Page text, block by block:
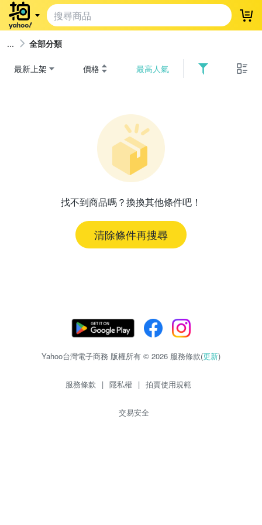
登
全部分類
最新上架 價格 最高人氣
找不到商品嗎？換換其他條件吧！
清除條件再搜尋
Yahoo台灣電子商務 版權所有 © 2026 服務條款(更新)
服務條款 | 隱私權 | 拍賣使用規範
交易安全